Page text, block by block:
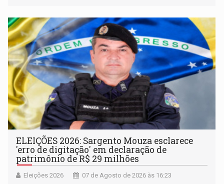
ELEIÇÕES 2026: Sargento Mouza esclarece
'erro de digitação' em declaração de
patrimônio de R$ 29 milhões
Eleições 2026 07 de Agosto de 2026 às 16:23